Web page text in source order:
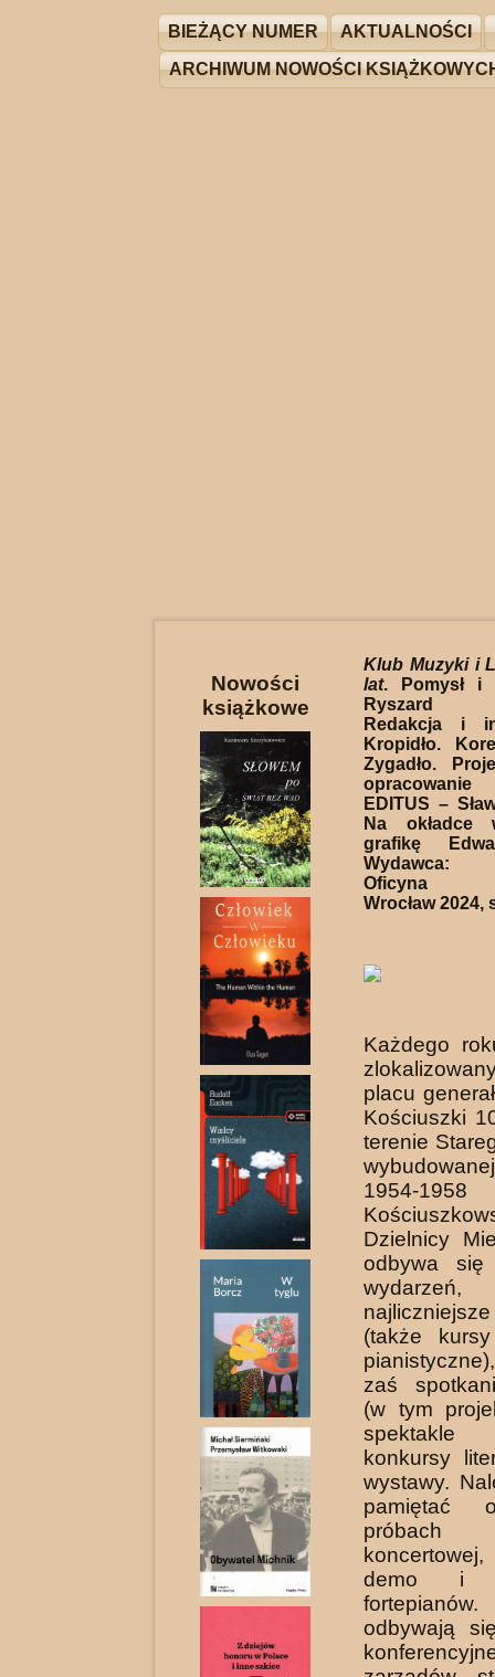
BIEŻĄCY NUMER AKTUALNOŚCI
ARCHIWUM NOWOŚCI
Nowości
książkowe
Klub Muzyki i
lat. Pomysł i
Ryszard
Redakcja i
Kropidło.
Zygadło.
EDITUS –
Na okładce
grafikę
Wydawca:
Oficyna
Wrocław 2024,
Każdego
placu
Koś­ciuszki
terenie
1954-1958
Dzielnicy
odbywa się
(także
zaś
(w tym
spektakle
konkur­sy
wystawy.
pamiętać
demo i
odbywają